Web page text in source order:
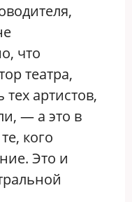
что
театра,
артистов,
— а это в
кого
Это и